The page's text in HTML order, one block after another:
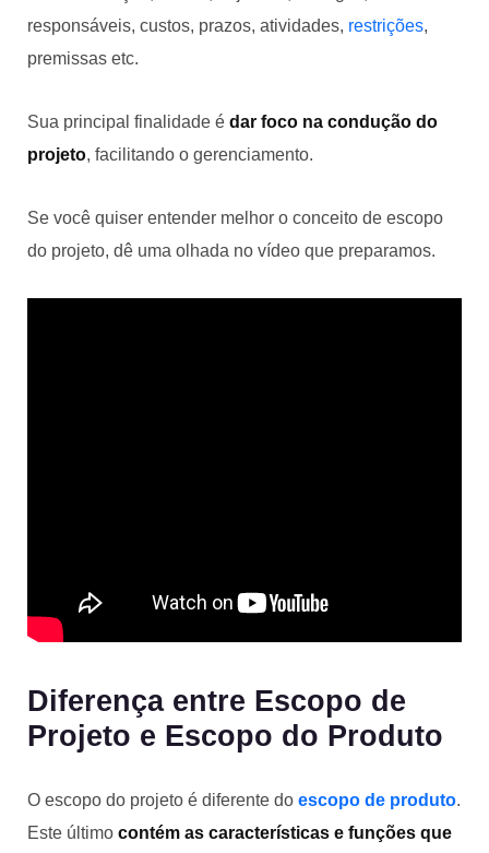
responsáveis, custos, prazos, atividades, restrições,
premissas etc.
Sua principal finalidade é dar foco na condução do
projeto, facilitando o gerenciamento.
Se você quiser entender melhor o conceito de escopo
do projeto, dê uma olhada no vídeo que preparamos.
Diferença entre Escopo de
Projeto e Escopo do Produto
O escopo do projeto é diferente do escopo de produto.
Este último contém as características e funções que